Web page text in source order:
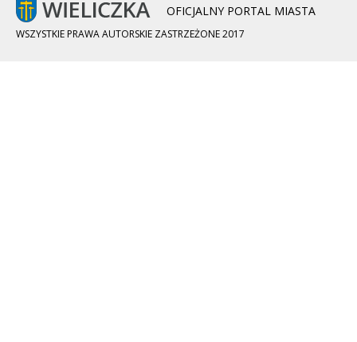
OFICJALNY PORTAL MIASTA
WSZYSTKIE PRAWA AUTORSKIE ZASTRZEŻONE 2017